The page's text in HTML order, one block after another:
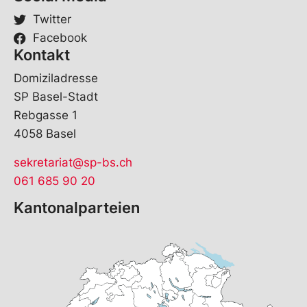
Twitter
Facebook
Kontakt
Domiziladresse
SP Basel-Stadt
Rebgasse 1
4058 Basel
sekretariat@sp-bs.ch
061 685 90 20
Kantonalparteien